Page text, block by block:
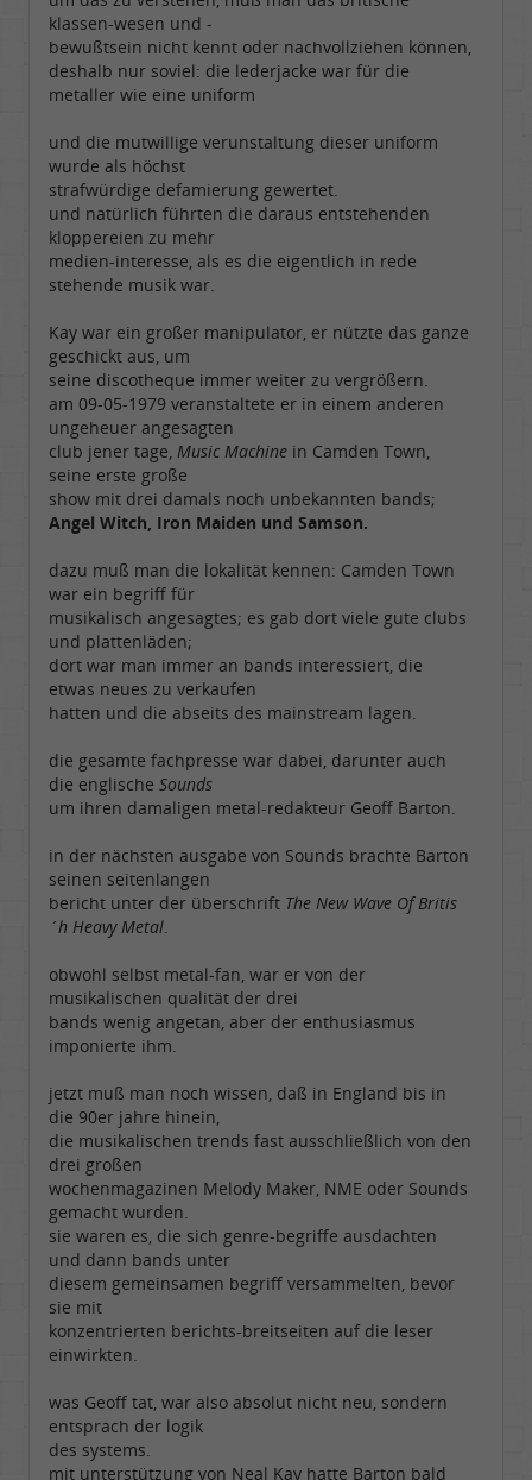
klassen-wesen und -
bewußtsein nicht kennt oder nachvollziehen können,
deshalb nur soviel: die lederjacke war für die
metaller wie eine uniform
und die mutwillige verunstaltung dieser uniform
wurde als höchst
strafwürdige defamierung gewertet.
und natürlich führten die daraus entstehenden
kloppereien zu mehr
medien-interesse, als es die eigentlich in rede
stehende musik war.
Kay war ein großer manipulator, er nützte das ganze
geschickt aus, um
seine discotheque immer weiter zu vergrößern.
am 09-05-1979 veranstaltete er in einem anderen
ungeheuer angesagten
club jener tage, Music Machine in Camden Town,
seine erste große
show mit drei damals noch unbekannten bands;
Angel Witch, Iron Maiden und Samson.
dazu muß man die lokalität kennen: Camden Town
war ein begriff für
musikalisch angesagtes; es gab dort viele gute clubs
und plattenläden;
dort war man immer an bands interessiert, die
etwas neues zu verkaufen
hatten und die abseits des mainstream lagen.
die gesamte fachpresse war dabei, darunter auch
die englische Sounds
um ihren damaligen metal-redakteur Geoff Barton.
in der nächsten ausgabe von Sounds brachte Barton
seinen seitenlangen
bericht unter der überschrift The New Wave Of Britis
´h Heavy Metal.
obwohl selbst metal-fan, war er von der
musikalischen qualität der drei
bands wenig angetan, aber der enthusiasmus
imponierte ihm.
jetzt muß man noch wissen, daß in England bis in
die 90er jahre hinein,
die musikalischen trends fast ausschließlich von den
drei großen
wochenmagazinen Melody Maker, NME oder Sounds
gemacht wurden.
sie waren es, die sich genre-begriffe ausdachten
und dann bands unter
diesem gemeinsamen begriff versammelten, bevor
sie mit
konzentrierten berichts-breitseiten auf die leser
einwirkten.
was Geoff tat, war also absolut nicht neu, sondern
entsprach der logik
des systems.
mit unterstützung von Neal Kay hatte Barton bald